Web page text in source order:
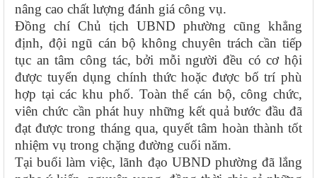
nâng cao chất lượng đánh giá công vụ.
Đồng chí Chủ tịch UBND phường cũng khẳng
định, đội ngũ cán bộ không chuyên trách cần tiếp
tục an tâm công tác, bởi mỗi người đều có cơ hội
được tuyển dụng chính thức hoặc được bố trí phù
hợp tại các khu phố. Toàn thể cán bộ, công chức,
viên chức cần phát huy những kết quả bước đầu đã
đạt được trong tháng qua, quyết tâm hoàn thành tốt
nhiệm vụ trong chặng đường cuối năm.
Tại buổi làm việc, lãnh đạo UBND phường đã lắng